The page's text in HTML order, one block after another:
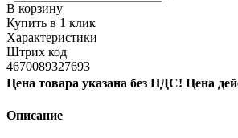
В корзину
Купить в 1 клик
Характеристики
Штрих код
4670089327693
Цена товара указана без НДС! Цена
Описание